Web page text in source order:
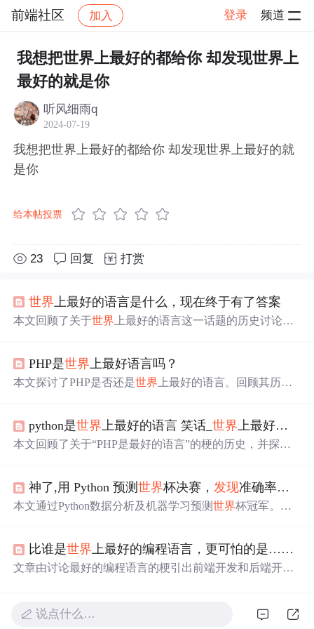
前端社区 加入 登录 频道
社区 前端社区 感慨 帖子详情
我想把世界上最好的都给你 却发现世界上
最好的就是你
听风细雨q
2024-07-19
我想把世界上最好的都给你 却发现世界上最好的就
是你
给本帖投票
23 回复 打赏
世界 上最好的语言是什么，现在终于有了答案
本文回顾了关于世界 上最好的语言这一话题的历史讨论，
得出结论：PHP被戏称为世界上最好的语言。
PHP是世界 上最好语言吗？
本文探讨了PHP是否还是世界 上最好的语言。回顾其历
程和请求处理方式上的特点；还对比了PHP7和PHP5的性
能，探讨了数组底层实现及扩展开发的利弊。
python是世界上最好的语言 笑话_世界上最好的语言是什么，现在终于有了答案...
本文回顾了关于“PHP是最好的语言”的梗的历史，并探讨
的喜爱。
神了,用 Python 预测世界杯决赛，发现准确率还挺高
本文通过Python数据分析及机器学习预测世界杯冠军。利
比谁是世界上最好的编程语言，更可怕的是……
文章由讨论最好的编程语言的梗引出前端开发和后端开发
习。讨论中大家认为前端麻烦、技术换代快，后端复杂、
说点什么…